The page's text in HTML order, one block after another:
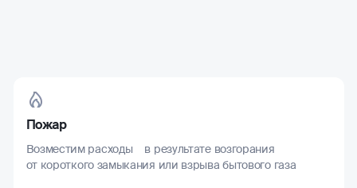
Пожар
Возместим расходы в результате возгорания
от короткого замыкания или взрыва бытового газа